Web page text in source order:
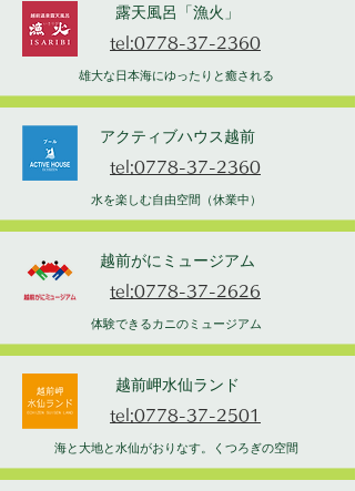
露天風呂「漁火」
tel:0778-37-2360
雄大な日本海にゆったりと癒される
アクティブハウス越前
tel:0778-37-2360
水を楽しむ自由空間（休業中）
越前がにミュージアム
tel:0778-37-2626
体験できるカニのミュージアム
越前岬水仙ランド
tel:0778-37-2501
海と大地と水仙がおりなす。くつろぎの空間